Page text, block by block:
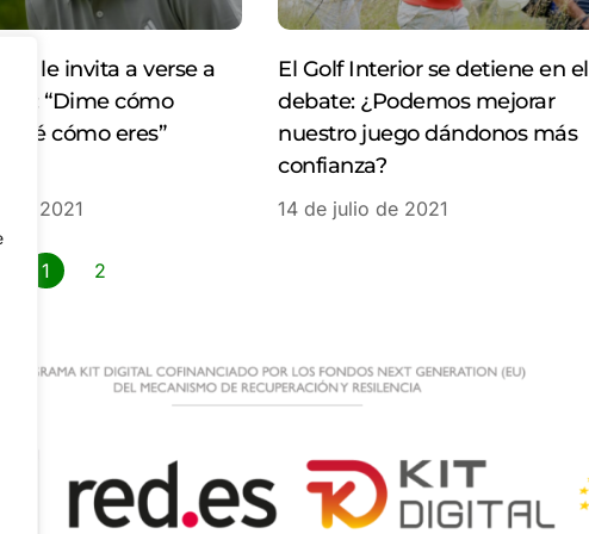
le invita a verse a
“Dime cómo
cómo eres”
de 2021
El Golf Interior se detiene en el
debate: ¿Podemos mejorar
nuestro juego dándonos más
confianza?
14 de julio de 2021
1 2